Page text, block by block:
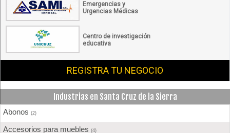
Emergencias y
Urgencias Médicas
Centro de investigación
educativa
REGISTRA TU NEGOCIO
Industrias en Santa Cruz de la Sierra
Abonos (2)
Accesorios para muebles (4)